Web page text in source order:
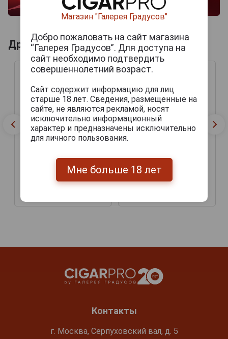
Другие продукты бренда LINDEMANS
Lindemans Apple Пиво
Линдеманс Эпл 0.25л
Lindemans Framboise
Пиво Линдеманс
Фрамбуа 0.25л
Контакты
г. Москва, Серпуховский вал, д. 5
Магазин "Галерея Градусов"
Добро пожаловать на сайт магазина
“Галерея Градусов”. Для доступа на
сайт необходимо подтвердить
совершеннолетний возраст.
Сайт содержит информацию для лиц
старше 18 лет. Сведения, размещенные на
сайте, не являются рекламой, носят
исключительно информационный
характер и предназначены исключительно
для личного пользования.
Мне больше 18 лет